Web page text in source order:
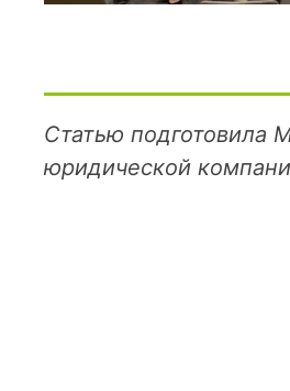
Статью подготовила
юридической
п
о
д